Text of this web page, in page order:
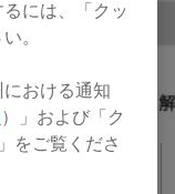
には、「クッ
。
おける通知
）」および「ク
をご覧くださ